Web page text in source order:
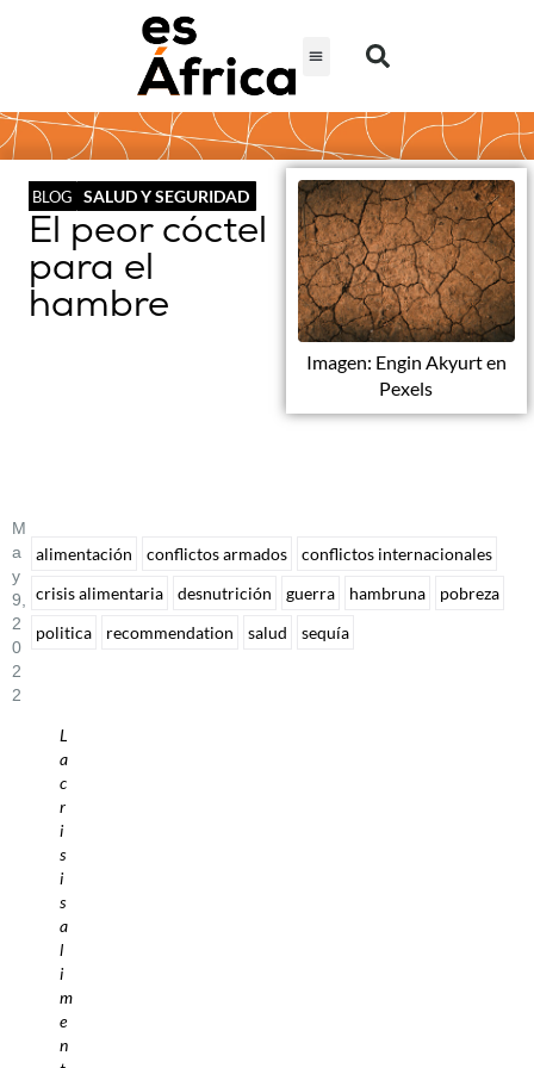
BLOG SALUD Y SEGURIDAD
El peor cóctel
para el
hambre
Imagen: Engin Akyurt en
Pexels
M
A
Y
9,
2
0
2
2
L
a
c
r
i
s
i
s
a
l
i
m
e
n
alimentación conflictos armados
conflictos internacionales
crisis alimentaria
desnutrición guerra hambruna
pobreza
politica
recommendation salud sequía